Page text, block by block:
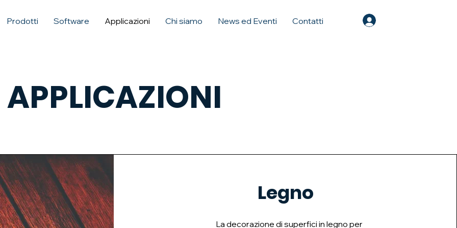
Prodotti Software Applicazioni Chi siamo News ed Eventi Contatti
APPLICAZIONI
Legno
La decorazione di superfici in legno per